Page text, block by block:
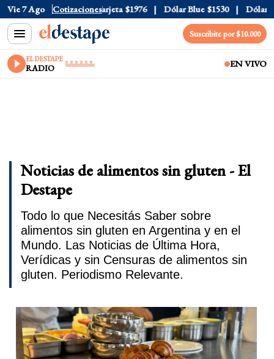
Vie 7 Ago Cotizaciones
$1520 Dólar Tarjeta $1976 Dólar Blue $1530 Dólar CCL
Suscribite por $10.000
EL DESTAPE
RADIO EN VIVO
Noticias de alimentos sin gluten - El
Destape
Todo lo que Necesitás Saber sobre
alimentos sin gluten en Argentina y en el
Mundo. Las Noticias de Última Hora,
Verídicas y sin Censuras de alimentos sin
gluten. Periodismo Relevante.